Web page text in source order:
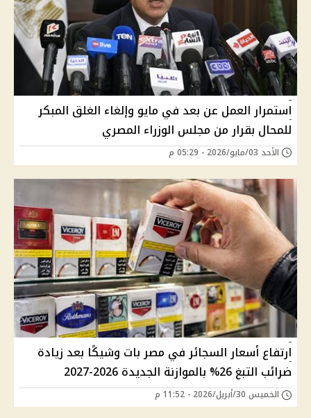
استمرار العمل عن بعد في مايو وإلغاء الغلق المبكر
للمحال بقرار من مجلس الوزراء المصري
الأحد 03/مايو/2026 - 05:29 م
ارتفاع أسعار السجائر في مصر بات وشيكًا بعد زيادة
ضرائب التبغ 26% بالموازنة الجديدة 2026-2027
الخميس 30/أبريل/2026 - 11:52 م